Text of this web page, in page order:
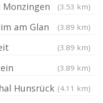
Monzingen (3.53 km)
am Glan (3.89 km)
(3.89 km)
(3.89 km)
Hunsrück (4.11 km)